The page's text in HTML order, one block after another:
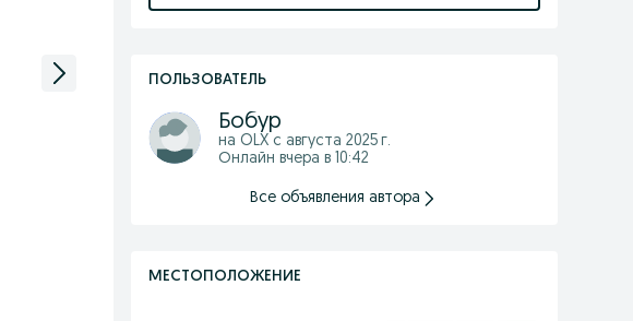
ПОЛЬЗОВАТЕЛЬ
Бобур
на OLX с августа 2025 г.
Онлайн вчера в 10:42
Все объявления автора
МЕСТОПОЛОЖЕНИЕ